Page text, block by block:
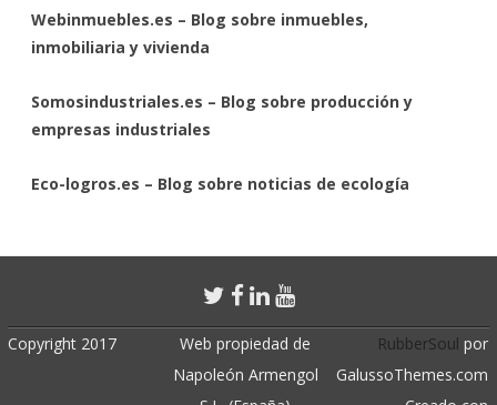
Webinmuebles.es – Blog sobre inmuebles,
inmobiliaria y vivienda
Somosindustriales.es – Blog sobre producción y
empresas industriales
Eco-logros.es – Blog sobre noticias de ecología
Copyright 2017
Web propiedad de
Napoleón Armengol
RubberSoul por
GalussoThemes.com